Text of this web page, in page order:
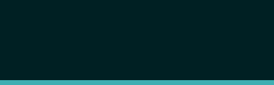
Psiquiatra con terapia en CDMX